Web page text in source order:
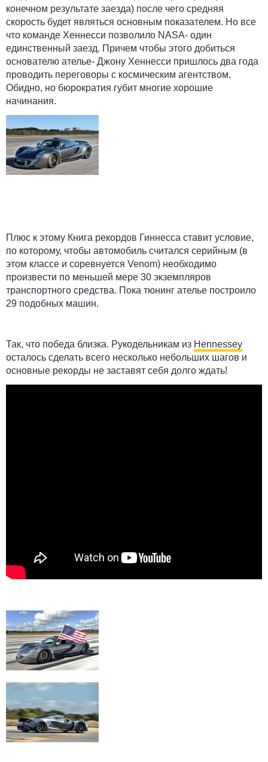
конечном результате заезда) после чего средняя
скорость будет являться основным показателем. Но все
что команде Хеннесси позволило NASA- один
единственный заезд. Причем чтобы этого добиться
основателю ателье- Джону Хеннесси пришлось два года
проводить переговоры с космическим агентством.
Обидно, но бюрократия губит многие хорошие
начинания.
Плюс к этому Книга рекордов Гиннесса ставит условие,
по которому, чтобы автомобиль считался серийным (в
этом классе и соревнуется Venom) необходимо
произвести по меньшей мере 30 экземпляров
транспортного средства. Пока тюнинг ателье построило
29 подобных машин.
Так, что победа близка. Рукодельникам из Hennessey
осталось сделать всего несколько небольших шагов и
основные рекорды не заставят себя долго ждать!